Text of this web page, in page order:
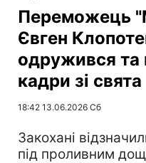
Переможець
Євген
одружився та
кадри зі свята
18:42 13.06.2026 Сб
Закохані
під проливним